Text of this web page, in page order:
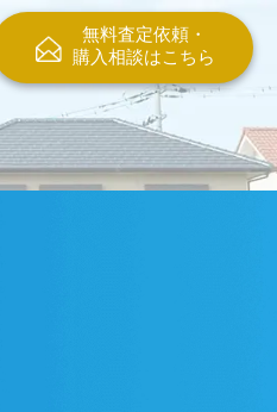
無料査定依頼・
購入相談はこちら